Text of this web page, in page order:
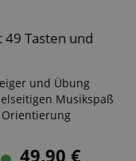
49 Tasten und
und Übung
Musikspaß
Notenhalter
Spielen
49,90 €